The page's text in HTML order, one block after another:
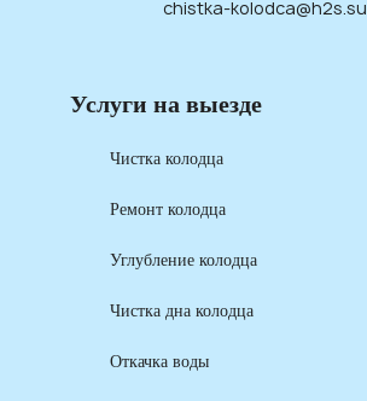
Услуги на выезде
Чистка колодца
Ремонт колодца
Углубление колодца
Чистка дна колодца
Откачка воды
chistka-kolodca@h2s.su